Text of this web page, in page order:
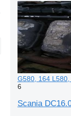
G580, 164 L580,
6
Scania